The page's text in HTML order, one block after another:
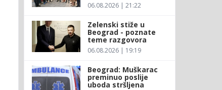
06.08.2026 | 21:22
Zelenski stiže u
Beograd - poznate
teme razgovora
06.08.2026 | 19:19
Beograd: Muškarac
preminuo poslije
uboda stršljena